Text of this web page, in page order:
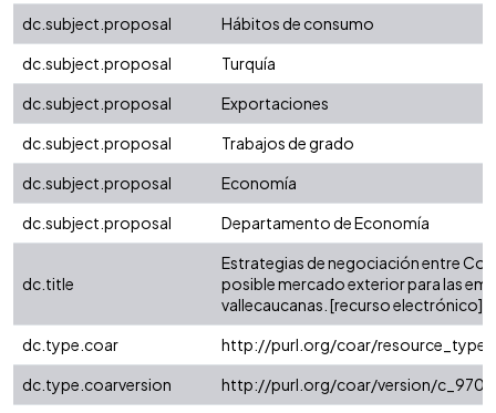
dc.subject.proposal
Hábitos de consumo
dc.subject.proposal
Turquía
dc.subject.proposal
Exportaciones
dc.subject.proposal
Trabajos de grado
dc.subject.proposal
Economía
dc.subject.proposal
Departamento de Economía
dc.title
Estrategias de negociación entre
posible mercado exterior para las
vallecaucanas. [recurso electrónico]
dc.type.coar
http://purl.org/coar/resource_type/
dc.type.coarversion
http://purl.org/coar/version/